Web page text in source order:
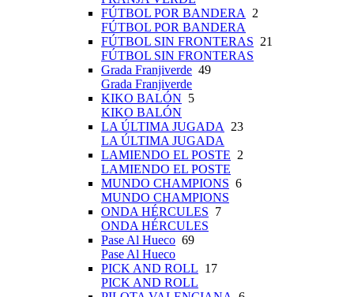
FÚTBOL POR BANDERA
2
FÚTBOL POR BANDERA
FÚTBOL SIN FRONTERAS 21
FÚTBOL SIN FRONTERAS
Grada Franjiverde 49
Grada Franjiverde
KIKO BALÓN 5
KIKO BALÓN
LA ÚLTIMA JUGADA
23
LA ÚLTIMA JUGADA
LAMIENDO EL POSTE 2
LAMIENDO EL POSTE
MUNDO CHAMPIONS 6
MUNDO CHAMPIONS
ONDA HÉRCULES 7
ONDA HÉRCULES
Pase Al Hueco 69
Pase Al Hueco
PICK AND ROLL 17
PICK AND ROLL